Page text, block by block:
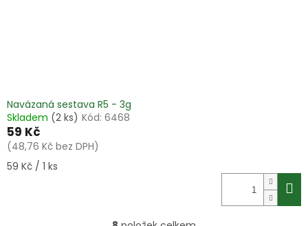
Navázaná sestava R5 - 3g
Skladem (2 ks) Kód: 6468
59 Kč
(48,76 Kč bez DPH)
Měrná
59 Kč / 1 ks